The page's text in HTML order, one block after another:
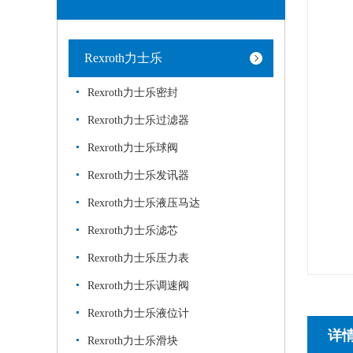
Rexroth力士乐
Rexroth力士乐密封
Rexroth力士乐过滤器
Rexroth力士乐球阀
Rexroth力士乐发讯器
Rexroth力士乐液压马达
Rexroth力士乐滤芯
Rexroth力士乐压力表
Rexroth力士乐调速阀
Rexroth力士乐液位计
Rexroth力士乐滑块 详